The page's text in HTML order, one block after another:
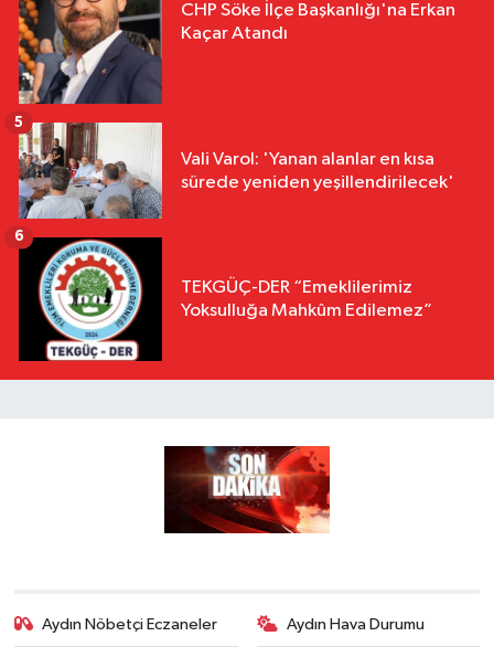
CHP Söke İlçe Başkanlığı'na Erkan
Kaçar Atandı
Vali Varol: 'Yanan alanlar en kısa
sürede yeniden yeşillendirilecek'
5
TEKGÜÇ-DER “Emeklilerimiz
Yoksulluğa Mahkûm Edilemez”
6
Aydın Nöbetçi Eczaneler Aydın Hava Durumu